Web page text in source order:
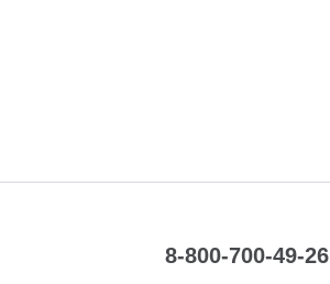
8-800-700-49-26